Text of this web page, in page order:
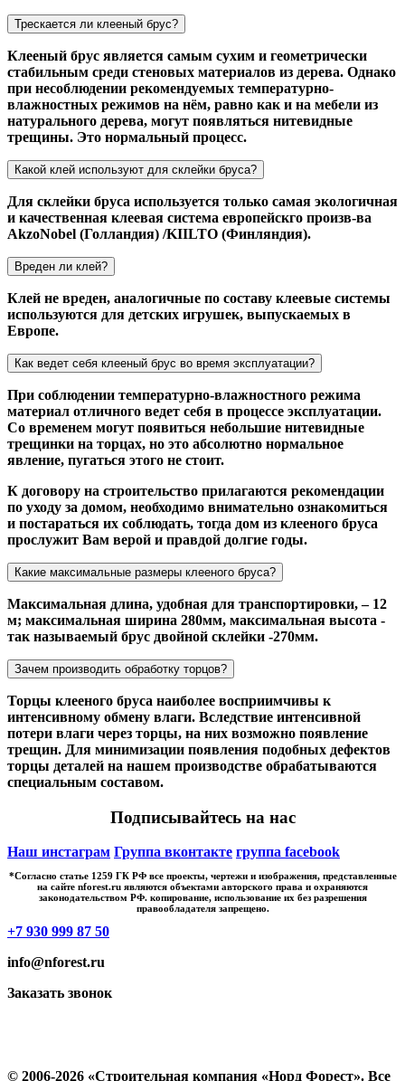
Трескается ли клееный брус?
Клееный брус является самым сухим и геометрически
стабильным среди стеновых материалов из дерева. Однако
при несоблюдении рекомендуемых температурно-
влажностных режимов на нём, равно как и на мебели из
натурального дерева, могут появляться нитевидные
трещины. Это нормальный процесс.
Какой клей используют для склейки бруса?
Для склейки бруса используется только самая экологичная
и качественная клеевая система европейскго произв-ва
AkzoNobel (Голландия) /KIILTO (Финляндия).
Вреден ли клей?
Клей не вреден, аналогичные по составу клеевые системы
используются для детских игрушек, выпускаемых в
Европе.
Как ведет себя клееный брус во время эксплуатации?
При соблюдении температурно-влажностного режима
материал отличного ведет себя в процессе эксплуатации.
Со временем могут появиться небольшие нитевидные
трещинки на торцах, но это абсолютно нормальное
явление, пугаться этого не стоит.
К договору на строительство прилагаются рекомендации
по уходу за домом, необходимо внимательно ознакомиться
и постараться их соблюдать, тогда дом из клееного бруса
прослужит Вам верой и правдой долгие годы.
Какие максимальные размеры клееного бруса?
Максимальная длина, удобная для транспортировки, – 12
м; максимальная ширина 280мм, максимальная высота -
так называемый брус двойной склейки -270мм.
Зачем производить обработку торцов?
Торцы клееного бруса наиболее восприимчивы к
интенсивному обмену влаги. Вследствие интенсивной
потери влаги через торцы, на них возможно появление
трещин. Для минимизации появления подобных дефектов
торцы деталей на нашем производстве обрабатываются
специальным составом.
Подписывайтесь на нас
Наш инстаграм Группа вконтакте группа facebook
*Cогласно статье 1259 ГК РФ все проекты, чертежи и изображения, представленные
на сайте nforest.ru являются объектами авторского права и охраняются
законодательством РФ. копирование, использование их без разрешения
правообладателя запрещено.
+7 930 999 87 50
info@nforest.ru
Заказать звонок
© 2006-2026 «Строительная компания «Норд Форест». Все